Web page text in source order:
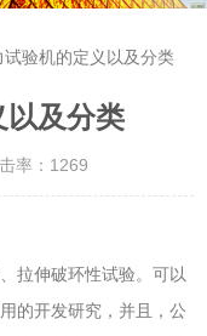
试验机的定义以及分类
以及分类
率：1269
拉伸破环性试验。可以
的开发研究，并且，公